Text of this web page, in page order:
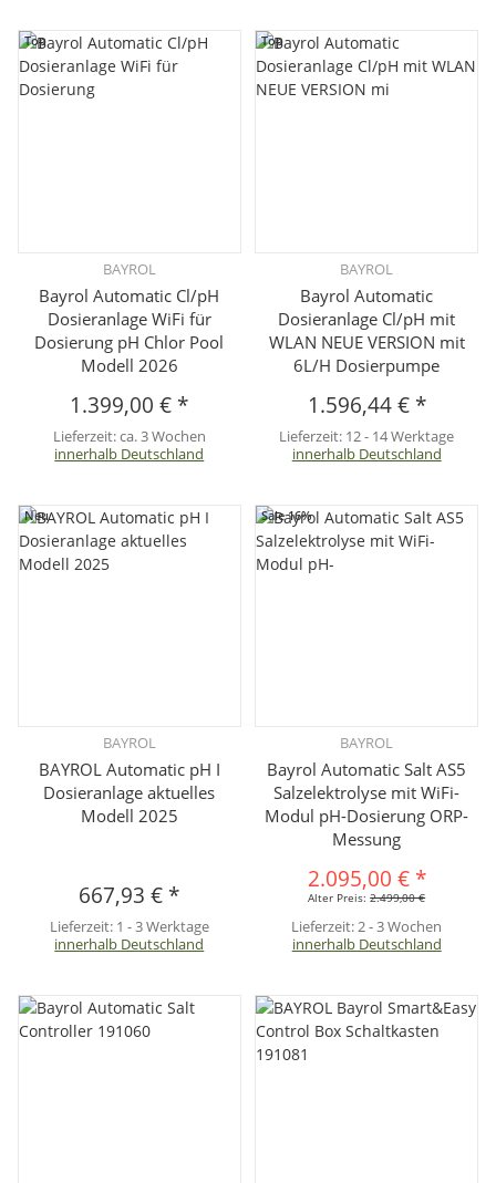
Top
BAYROL
Bayrol Automatic Cl/pH
Dosieranlage WiFi für
Dosierung pH Chlor Pool
Modell 2026
1.399,00 € *
Lieferzeit:ca. 3 Wochen
innerhalb Deutschland
Top
BAYROL
Bayrol Automatic
Dosieranlage Cl/pH mit
WLAN NEUE VERSION mit
6L/H Dosierpumpe
1.596,44 € *
Lieferzeit: 12 - 14 Werktage
innerhalb Deutschland
Neu
BAYROL
BAYROL Automatic pH I
Dosieranlage aktuelles
Modell 2025
667,93 € *
Lieferzeit: 1 - 3 Werktage
innerhalb Deutschland
Sale 16%
BAYROL
Bayrol Automatic Salt AS5
Salzelektrolyse mit WiFi-
Modul pH-Dosierung ORP-
Messung
2.095,00 € *
Alter Preis:2.499,00 €
Lieferzeit:2 - 3 Wochen
innerhalb Deutschland